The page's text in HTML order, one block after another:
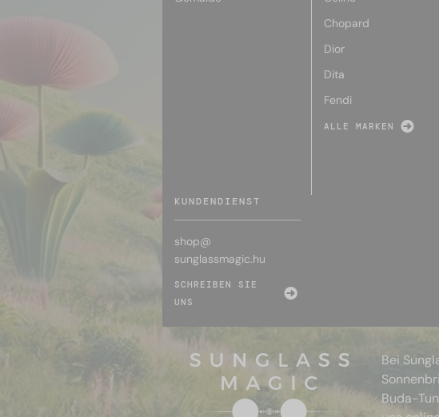
Chopard
Dior
Dita
Fendi
ALLE MARKEN
KUNDENDIENST
shop@
sunglassmagic.hu
SCHREIBEN SIE
UNS
Bei
Buda-